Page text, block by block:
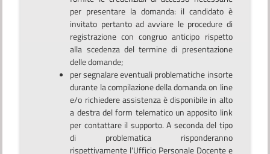
per presentare la domanda: il candidato è
invitato pertanto ad avviare le procedure di
registrazione con congruo anticipo rispetto
alla scedenza del termine di presentazione
delle domande;
per segnalare eventuali problematiche insorte
durante la compilazione della domanda on line
e/o richiedere assistenza è disponibile in alto
a destra del form telematico un apposito link
per contattare il supporto. A seconda del tipo
di problematica risponderanno
rispettivamente l'Ufficio Personale Docente e